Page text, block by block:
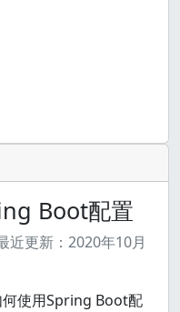
Boot配置
近更新： 2020年10月
使用Spring Boot配